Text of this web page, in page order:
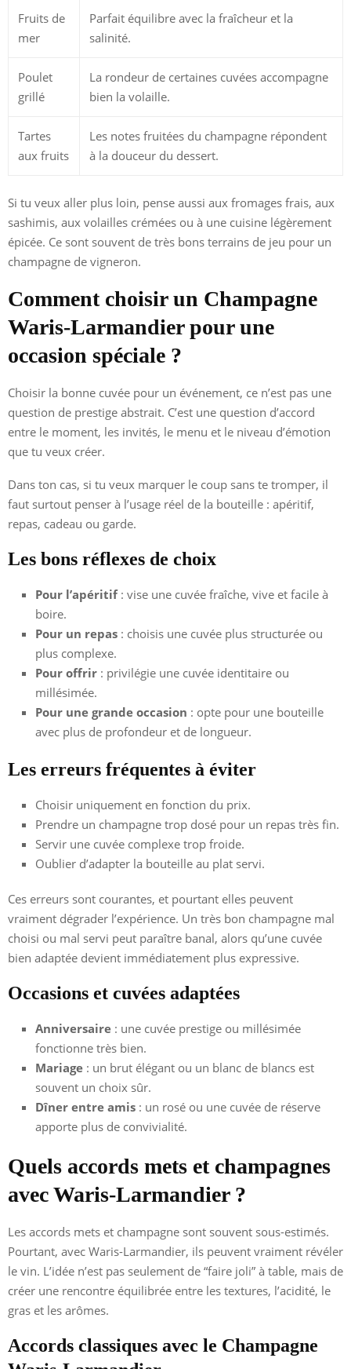
Fruits de
mer
Parfait équilibre avec la fraîcheur et la
salinité.
Poulet
grillé
La rondeur de certaines cuvées accompagne
bien la volaille.
Tartes
aux fruits
Les notes fruitées du champagne répondent
à la douceur du dessert.
Si tu veux aller plus loin, pense aussi aux fromages frais, aux
sashimis, aux volailles crémées ou à une cuisine légèrement
épicée. Ce sont souvent de très bons terrains de jeu pour un
champagne de vigneron.
Comment choisir un Champagne
Waris-Larmandier pour une
occasion spéciale ?
Choisir la bonne cuvée pour un événement, ce n’est pas une
question de prestige abstrait. C’est une question d’accord
entre le moment, les invités, le menu et le niveau d’émotion
que tu veux créer.
Dans ton cas, si tu veux marquer le coup sans te tromper, il
faut surtout penser à l’usage réel de la bouteille : apéritif,
repas, cadeau ou garde.
Les bons réflexes de choix
Pour l’apéritif: vise une cuvée fraîche, vive et facile à
boire.
Pour un repas : choisis une cuvée plus structurée ou
plus complexe.
Pour offrir : privilégie une cuvée identitaire ou
millésimée.
Pour une grande occasion : opte pour une bouteille
avec plus de profondeur et de longueur.
Les erreurs fréquentes à éviter
Choisir uniquement en fonction du prix.
Prendre un champagne trop dosé pour un repas très fin.
Servir une cuvée complexe trop froide.
Oublier d’adapter la bouteille au plat servi.
Ces erreurs sont courantes, et pourtant elles peuvent
vraiment dégrader l’expérience. Un très bon champagne mal
choisi ou mal servi peut paraître banal, alors qu’une cuvée
bien adaptée devient immédiatement plus expressive.
Occasions et cuvées adaptées
Anniversaire : une cuvée prestige ou millésimée
fonctionne très bien.
Mariage : un brut élégant ou un blanc de blancs est
souvent un choix sûr.
Dîner entre amis : un rosé ou une cuvée de réserve
apporte plus de convivialité.
Quels accords mets et champagnes
avec Waris-Larmandier ?
Les accords mets et champagne sont souvent sous-estimés.
Pourtant, avec Waris-Larmandier, ils peuvent vraiment révéler
le vin. L’idée n’est pas seulement de “faire joli” à table, mais de
créer une rencontre équilibrée entre les textures, l’acidité, le
gras et les arômes.
Accords classiques avec le Champagne